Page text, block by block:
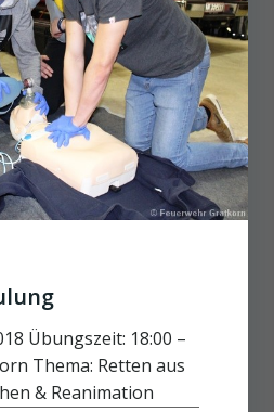
Übungszeit: 18:00 –
Thema: Retten aus
& Reanimation